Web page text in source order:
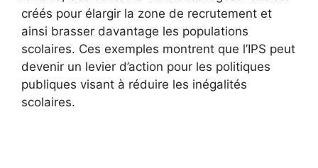
créés pour élargir la zone de recrutement et
ainsi brasser davantage les populations
scolaires. Ces exemples montrent que l’IPS peut
devenir un levier d’action pour les politiques
publiques visant à réduire les inégalités
scolaires.